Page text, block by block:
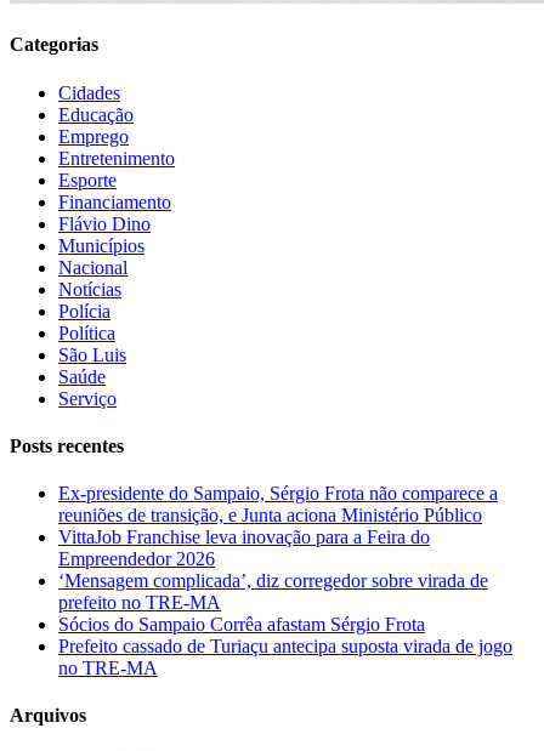
Categorias
Cidades
Educação
Emprego
Entretenimento
Esporte
Financiamento
Flávio Dino
Municípios
Nacional
Notícias
Polícia
Política
São Luis
Saúde
Serviço
Posts recentes
Ex-presidente do Sampaio, Sérgio Frota não comparece a
reuniões de transição, e Junta aciona Ministério Público
VittaJob Franchise leva inovação para a Feira do
Empreendedor 2026
‘Mensagem complicada’, diz corregedor sobre virada de
prefeito no TRE-MA
Sócios do Sampaio Corrêa afastam Sérgio Frota
Prefeito cassado de Turiaçu antecipa suposta virada de jogo
no TRE-MA
Arquivos